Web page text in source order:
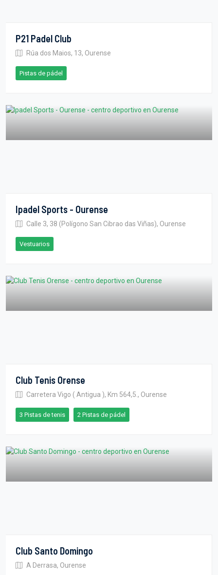
P21 Padel Club
Rúa dos Maios, 13, Ourense
Pistas de pádel
Ipadel Sports - Ourense
Calle 3, 38 (Polígono San Cibrao das Viñas), Ourense
Vestuarios
Club Tenis Orense
Carretera Vigo ( Antigua ), Km 564,5., Ourense
3 Pistas de tenis 2 Pistas de pádel
Club Santo Domingo
A Derrasa, Ourense